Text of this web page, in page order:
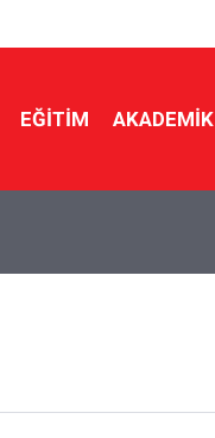
EĞİTİM AKADEMİK